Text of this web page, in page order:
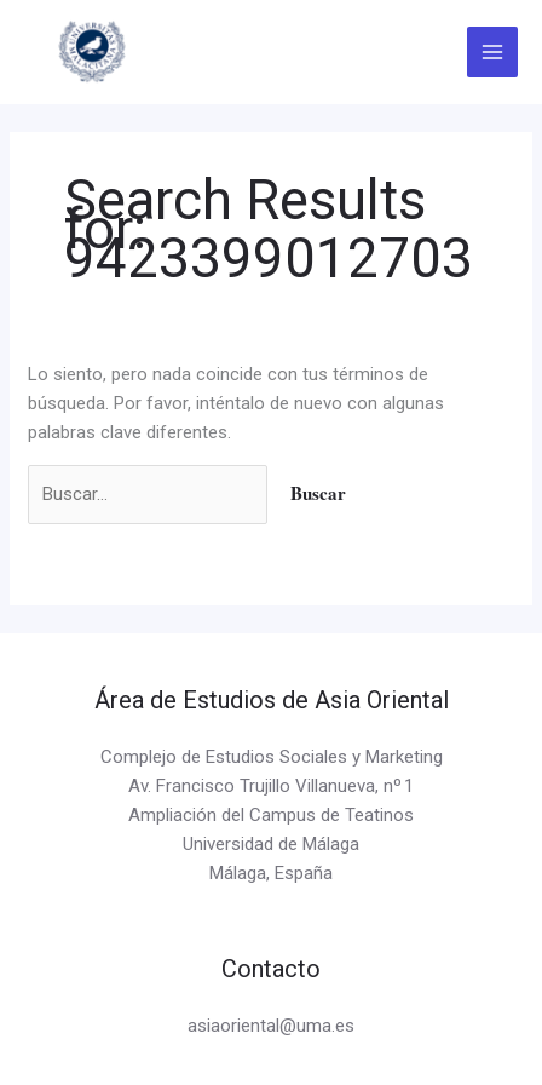
contenido
Search Results
for:
9423399012703
Lo siento, pero nada coincide con tus términos de
búsqueda. Por favor, inténtalo de nuevo con algunas
palabras clave diferentes.
Área de Estudios de Asia Oriental
Complejo de Estudios Sociales y Marketing
Av. Francisco Trujillo Villanueva, nº 1
Ampliación del Campus de Teatinos
Universidad de Málaga
Málaga, España
Contacto
asiaoriental@uma.es